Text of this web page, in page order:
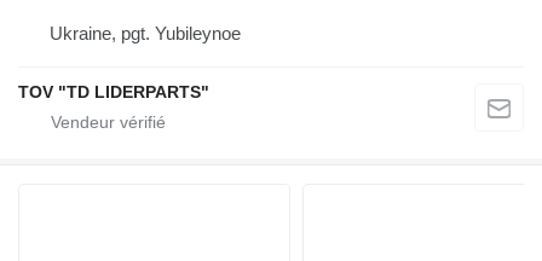
Ukraine, pgt. Yubileynoe
TOV "TD LIDERPARTS"